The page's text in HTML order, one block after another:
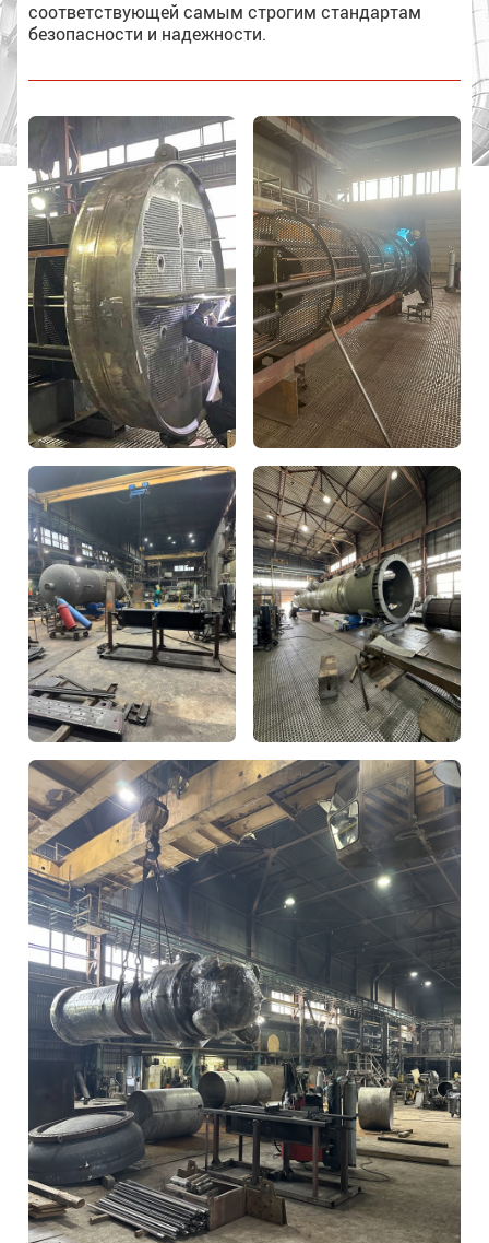
соответствующей самым строгим стандартам
безопасности и надежности.